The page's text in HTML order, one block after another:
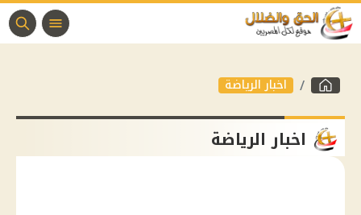
اخبار الرياضة
اخبار الرياضة